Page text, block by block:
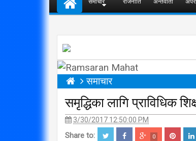
समाचार
समृद्धिका लागि प्राविधिक
3/30/2017 12:50:00 PM
Share to: 0